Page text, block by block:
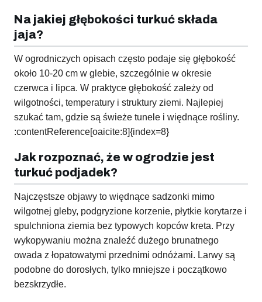
Na jakiej głębokości turkuć składa
jaja?
W ogrodniczych opisach często podaje się głębokość
około 10-20 cm w glebie, szczególnie w okresie
czerwca i lipca. W praktyce głębokość zależy od
wilgotności, temperatury i struktury ziemi. Najlepiej
szukać tam, gdzie są świeże tunele i więdnące rośliny.
:contentReference[oaicite:8]{index=8}
Jak rozpoznać, że w ogrodzie jest
turkuć podjadek?
Najczęstsze objawy to więdnące sadzonki mimo
wilgotnej gleby, podgryzione korzenie, płytkie korytarze i
spulchniona ziemia bez typowych kopców kreta. Przy
wykopywaniu można znaleźć dużego brunatnego
owada z łopatowatymi przednimi odnóżami. Larwy są
podobne do dorosłych, tylko mniejsze i początkowo
bezskrzydłe.